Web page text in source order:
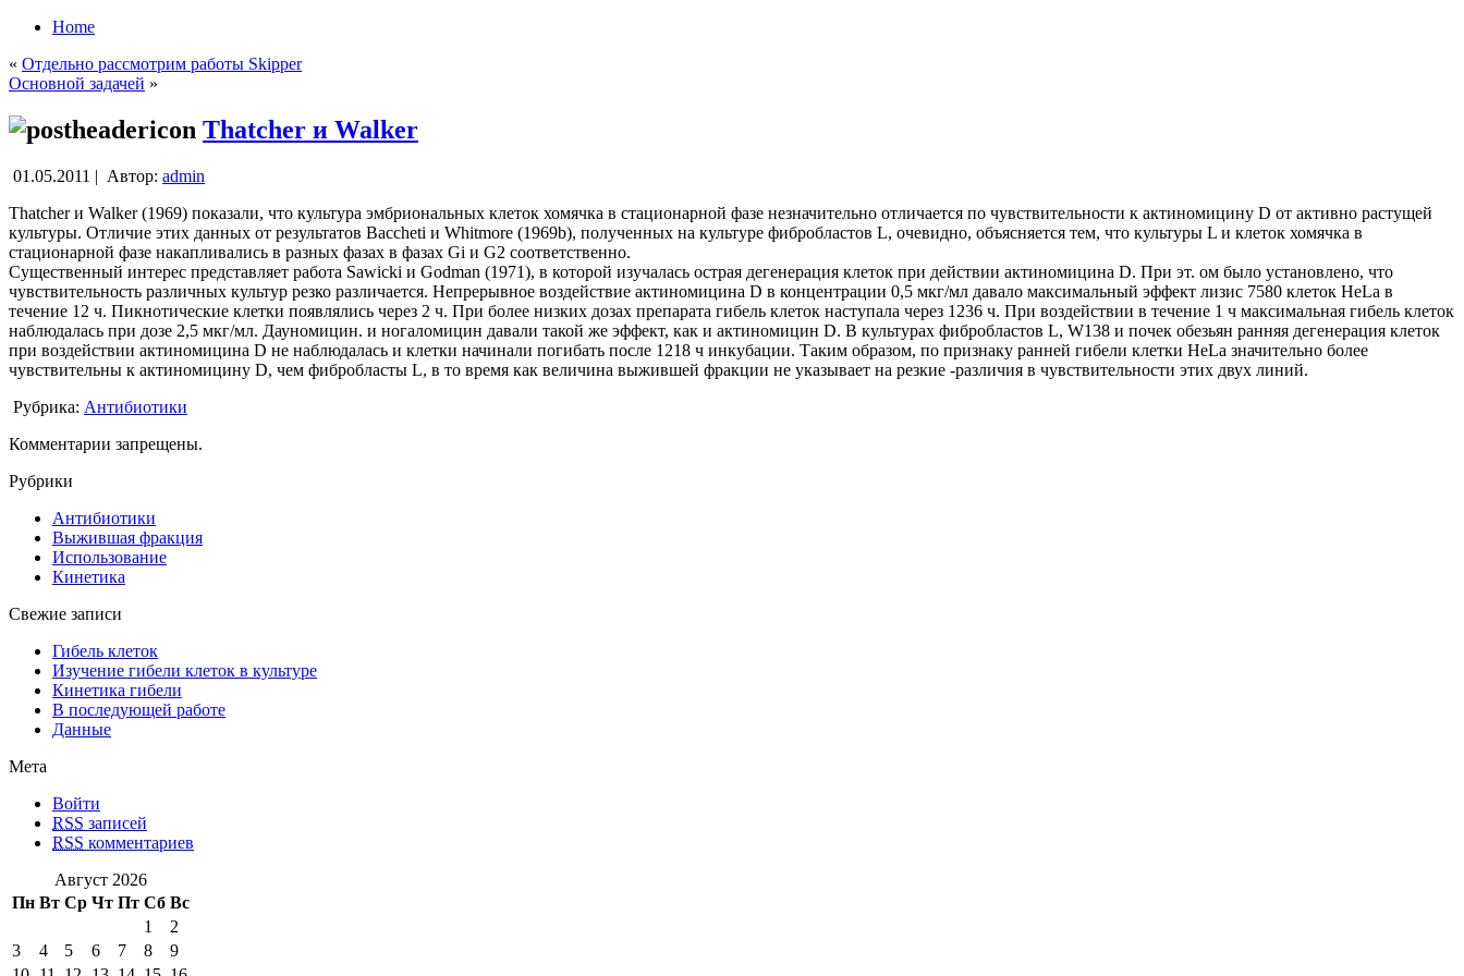
Home
« Отдельно рассмотрим работы Skipper
Основной задачей »
Thatcher и Walker
01.05.2011 | Автор: admin
Thatcher и Walker (1969) показали, что культура эмбриональных клеток хомячка в стационарной фазе незначительно отличается по чувствительности к актиномицину D от активно растущей
культуры. Отличие этих данных от результатов Baccheti и Whitmore (1969b), полученных на культуре фибробластов L, очевидно, объясняется тем, что культуры L и клеток хомячка в
стационарной фазе накапливались в разных фазах в фазах Gi и G2 соответственно.
Существенный интерес представляет работа Sawicki и Godman (1971), в которой изучалась острая дегенерация клеток при действии актиномицина D. При эт. ом было установлено, что
чувствительность различных культур резко различается. Непрерывное воздействие актиномицина D в концентрации 0,5 мкг/мл давало максимальный эффект лизис 7580 клеток HeLa в
течение 12 ч. Пикнотические клетки появлялись через 2 ч. При более низких дозах препарата гибель клеток наступала через 1236 ч. При воздействии в течение 1 ч максимальная гибель клеток
наблюдалась при дозе 2,5 мкг/мл. Дауномицин. и ногаломицин давали такой же эффект, как и актиномицин D. В культурах фибробластов L, W138 и почек обезьян ранняя дегенерация клеток
при воздействии актиномицина D не наблюдалась и клетки начинали погибать после 1218 ч инкубации. Таким образом, по признаку ранней гибели клетки HeLa значительно более
чувствительны к актиномицину D, чем фибробласты L, в то время как величина выжившей фракции не указывает на резкие -различия в чувствительности этих двух линий.
Рубрика: Антибиотики
Комментарии запрещены.
Рубрики
Антибиотики
Выжившая фракция
Использование
Кинетика
Свежие записи
Гибель клеток
Изучение гибели клеток в культуре
Кинетика гибели
В последующей работе
Данные
Мета
Войти
RSS записей
RSS комментариев
Август 2026
Пн Вт Ср Чт Пт Сб Вс
1
2
3
4 5 6 7 8
9